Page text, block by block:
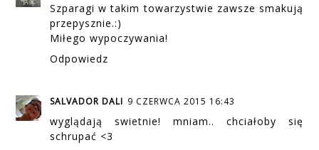
Szparagi w takim towarzystwie zawsze smakują
przepysznie.:)
Miłego wypoczywania!
Odpowiedz
SALVADOR DALI 9 CZERWCA 2015 16:43
wyglądają swietnie! mniam.. chciałoby się
schrupać <3